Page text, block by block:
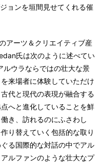
ョンを垣間見せてくれる催
アーツ＆クリエイティブ産
氏は次のように述べてい
ウラならではの壮大な景
来場者に体験していただけ
代と現代の表現が融合する
へと進化していることを鮮
き、訪れるのにふさわし
り替えていく包括的な取り
る国際的な対話の中でアル
ルファンのような壮大なプ